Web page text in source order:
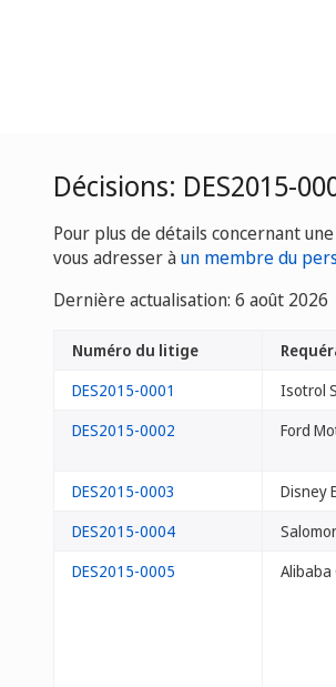
Décisions: DES2015-
Pour plus de détails concernant
vous adresser àun membre du
Dernière actualisation: 6 août 2026
Numéro du litige
DES2015-0001
Isotrol
DES2015-0002
Ford
DES2015-0003 Disney
DES2015-0004
DES2015-0005
Alibaba